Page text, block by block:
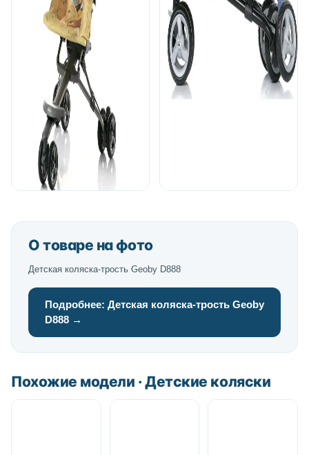
О товаре на фото
Детская коляска-трость Geoby D888
Подробнее: Детская коляска-трость Geoby
D888 →
Похожие модели · Детские коляски